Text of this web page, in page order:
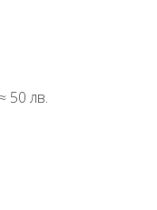
50 лв.